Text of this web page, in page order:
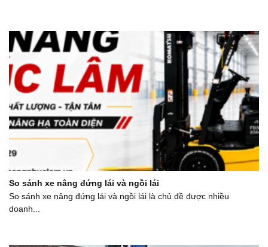
So sánh xe nâng đứng lái và ngồi lái
So sánh xe nâng đứng lái và ngồi lái là chủ đề được nhiều
doanh...